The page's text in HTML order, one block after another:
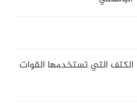
التي تستخدمها القوات